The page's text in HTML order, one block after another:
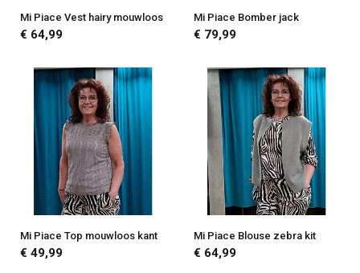
Mi Piace Vest hairy mouwloos
€ 64,99
Mi Piace Bomber jack
€ 79,99
Mi Piace Top mouwloos kant
€ 49,99
Mi Piace Blouse zebra kit
€ 64,99